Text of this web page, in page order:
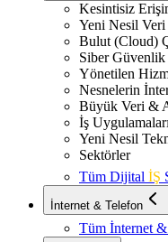
Kesintisiz
Yeni Nesil
Bulut (Cloud)
Siber Güvenlik
Yönetilen
Nesnelerin
Büyük Veri &
İş Uygulamaları
Yeni Nesil
Sektörler
Tüm Dijital İŞ
İnternet & Telefon
Tüm İnternet